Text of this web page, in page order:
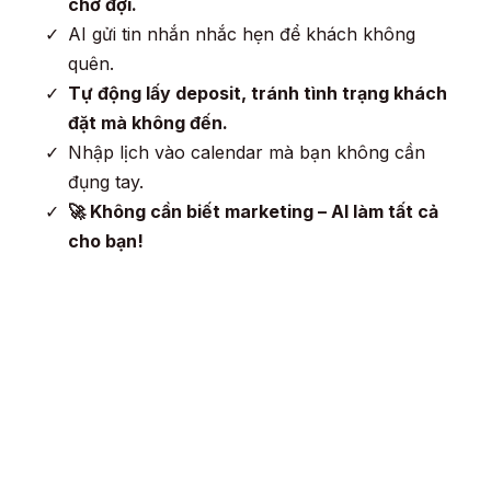
AI gửi tin nhắn nhắc hẹn để khách không
quên.
Tự động lấy deposit, tránh tình trạng khách
đặt mà không đến.
Nhập lịch vào calendar mà bạn không cần
đụng tay.
🚀 Không cần biết marketing – AI làm tất cả
cho bạn!